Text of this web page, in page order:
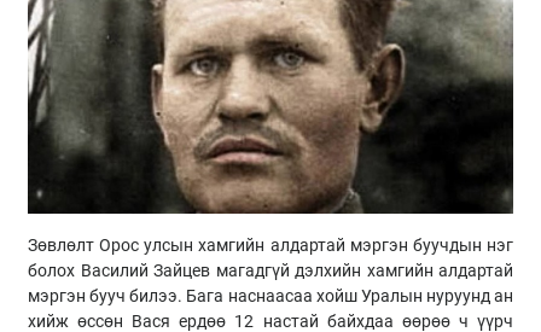
Зөвлөлт Орос улсын хамгийн алдартай мэргэн буучдын нэг
болох Василий Зайцев магадгүй дэлхийн хамгийн алдартай
мэргэн бууч билээ. Бага наснаасаа хойш Уралын нуруунд ан
хийж өссөн Вася ердөө 12 настай байхдаа өөрөө ч үүрч